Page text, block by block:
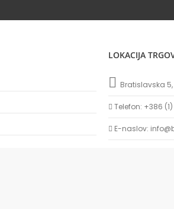
LOKACIJA
Bratislavska
Telefon: +386
E-naslov: